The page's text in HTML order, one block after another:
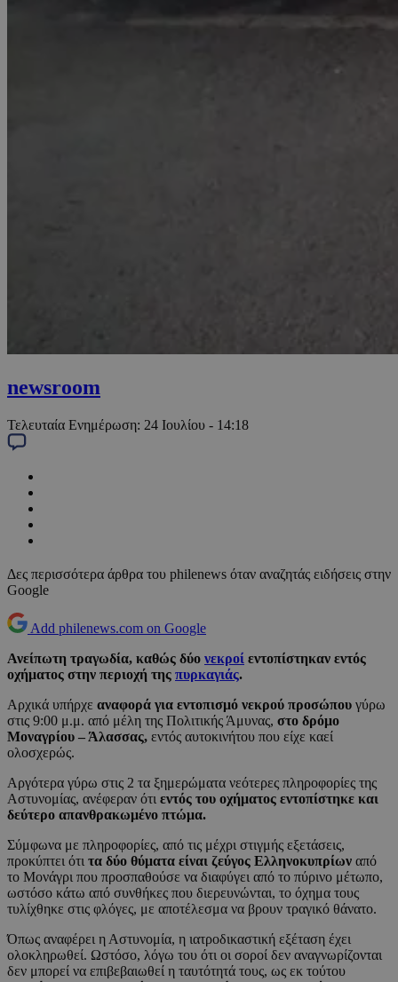
newsroom
Τελευταία Ενημέρωση: 24 Ιουλίου - 14:18
Δες περισσότερα άρθρα του philenews όταν αναζητάς ειδήσεις στην
Google
Add philenews.com on Google
Ανείπωτη τραγωδία, καθώς δύο νεκροί εντοπίστηκαν εντός
οχήματος στην περιοχή της πυρκαγιάς.
Αρχικά υπήρχε αναφορά για εντοπισμό νεκρού προσώπου γύρω
στις 9:00 μ.μ. από μέλη της Πολιτικής Άμυνας, στο δρόμο
Μοναγρίου – Άλασσας, εντός αυτοκινήτου που είχε καεί
ολοσχερώς.
Αργότερα γύρω στις 2 τα ξημερώματα νεότερες πληροφορίες της
Αστυνομίας, ανέφεραν ότι εντός του οχήματος εντοπίστηκε και
δεύτερο απανθρακωμένο πτώμα.
Σύμφωνα με πληροφορίες, από τις μέχρι στιγμής εξετάσεις,
προκύπτει ότι τα δύο θύματα είναι ζεύγος Ελληνοκυπρίων από
το Μονάγρι που προσπαθούσε να διαφύγει από το πύρινο μέτωπο,
ωστόσο κάτω από συνθήκες που διερευνώνται, το όχημα τους
τυλίχθηκε στις φλόγες, με αποτέλεσμα να βρουν τραγικό θάνατο.
Όπως αναφέρει η Αστυνομία, η ιατροδικαστική εξέταση έχει
ολοκληρωθεί. Ωστόσο, λόγω του ότι οι σοροί δεν αναγνωρίζονται
δεν μπορεί να επιβεβαιωθεί η ταυτότητά τους, ως εκ τούτου